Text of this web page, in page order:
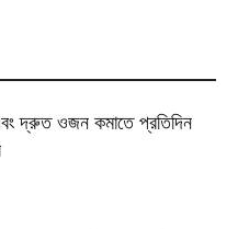
দ্রুত ওজন কমাতে প্রতিদিন